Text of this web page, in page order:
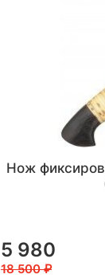
Нож
5 980
18 500